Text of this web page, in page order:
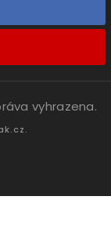
vyhrazena.